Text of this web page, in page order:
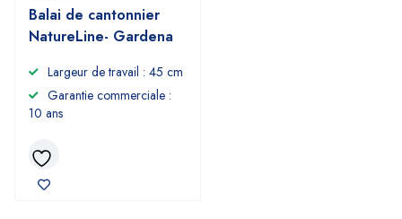
Balai de cantonnier
NatureLine- Gardena
Largeur de travail : 45 cm
Garantie commerciale :
10 ans